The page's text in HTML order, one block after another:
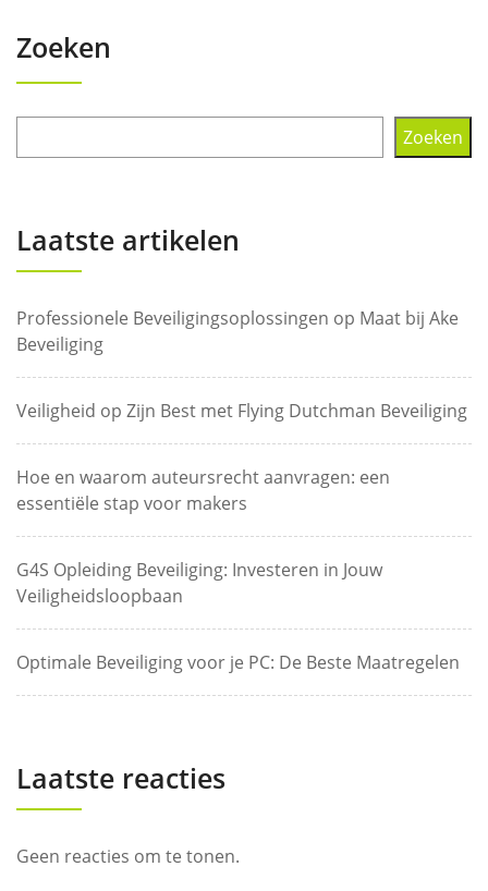
Zoeken
Zoeken
Laatste artikelen
Professionele Beveiligingsoplossingen op Maat bij Ake
Beveiliging
Veiligheid op Zijn Best met Flying Dutchman Beveiliging
Hoe en waarom auteursrecht aanvragen: een
essentiële stap voor makers
G4S Opleiding Beveiliging: Investeren in Jouw
Veiligheidsloopbaan
Optimale Beveiliging voor je PC: De Beste Maatregelen
Laatste reacties
Geen reacties om te tonen.